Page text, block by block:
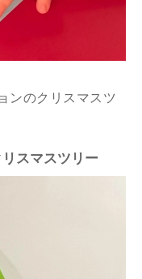
ンのクリスマスツ
スマスツリー